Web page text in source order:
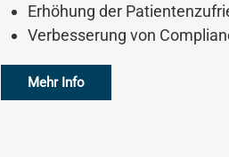
Erhöhung der
Verbesserung von
Mehr Info